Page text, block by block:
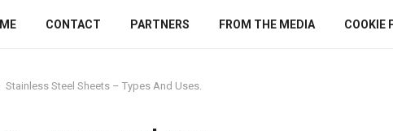
CONTACT PARTNERS FROM THE MEDIA COOKIE
Stainless Steel Sheets – Types And Uses.